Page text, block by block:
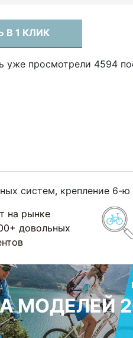
В 1 КЛИК
уже просмотрели 4594
систем, крепление 6-
на рынке
довольных
МОДЕЛЕЙ